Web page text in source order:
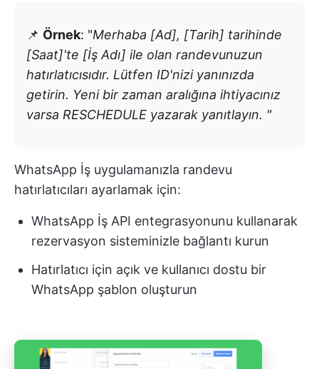
📌 Örnek: "Merhaba [Ad], [Tarih] tarihinde
[Saat]'te [İş Adı] ile olan randevunuzun
hatırlatıcısıdır. Lütfen ID'nizi yanınızda
getirin. Yeni bir zaman aralığına ihtiyacınız
varsa RESCHEDULE yazarak yanıtlayın. "
WhatsApp İş uygulamanızla randevu
hatırlatıcıları ayarlamak için:
WhatsApp İş API entegrasyonunu kullanarak
rezervasyon sisteminizle bağlantı kurun
Hatırlatıcı için açık ve kullanıcı dostu bir
WhatsApp şablon oluşturun